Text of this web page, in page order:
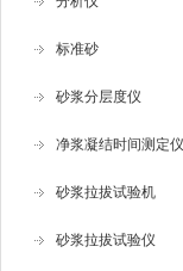
标准砂
砂浆分层度仪
净浆凝结时间测定仪
砂浆拉拔试验机
砂浆拉拔试验仪